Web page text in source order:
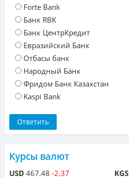
Forte Bank
Банк RBK
Банк ЦентрКредит
Евразийский Банк
Отбасы банк
Народный Банк
Фридом Банк Казахстан
Kaspi Bank
Курсы валют
USD 467.48 -2.37 KGS